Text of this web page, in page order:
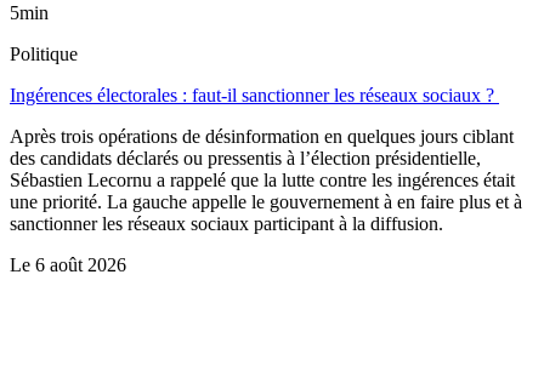
5min
Politique
Ingérences électorales : faut-il sanctionner les réseaux sociaux ?
Après trois opérations de désinformation en quelques jours ciblant
des candidats déclarés ou pressentis à l’élection présidentielle,
Sébastien Lecornu a rappelé que la lutte contre les ingérences était
une priorité. La gauche appelle le gouvernement à en faire plus et à
sanctionner les réseaux sociaux participant à la diffusion.
Le 6 août 2026